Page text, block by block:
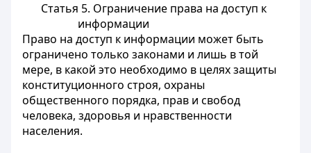
Статья 5. Ограничение права на доступ к
информации
Право на доступ к информации может быть
ограничено только законами и лишь в той
мере, в какой это необходимо в целях защиты
конституционного строя, охраны
общественного порядка, прав и свобод
человека, здоровья и нравственности
населения.